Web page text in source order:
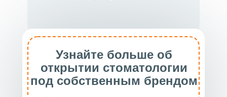
Узнайте больше об
открытии стоматологии
под собственным брендом